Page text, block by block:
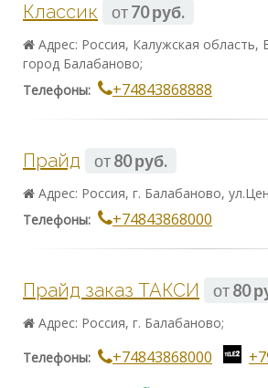
Классик от70 руб.
Адрес: Россия, Калужская область,
город Балабаново;
Телефоны:
+74843868888
Прайд от80 руб.
Адрес: Россия, г. Балабаново,
Телефоны:
+74843868000
Прайд заказ ТАКСИ от80
Адрес: Россия, г. Балабаново;
Телефоны: +74843868000